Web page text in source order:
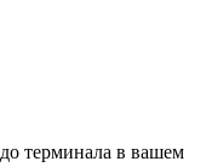
терминала в вашем